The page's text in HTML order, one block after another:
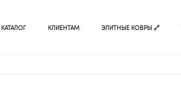
КАТАЛОГ КЛИЕНТАМ ЭЛИТНЫЕ КОВРЫ 🔗